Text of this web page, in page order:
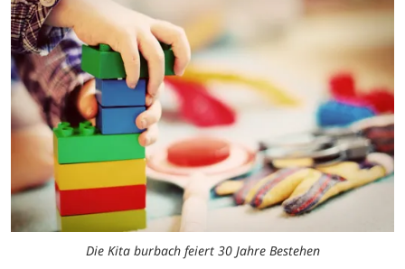
Die Kita burbach feiert 30 Jahre Bestehen